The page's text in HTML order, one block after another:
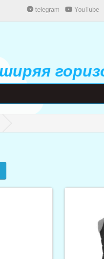
telegram YouTube